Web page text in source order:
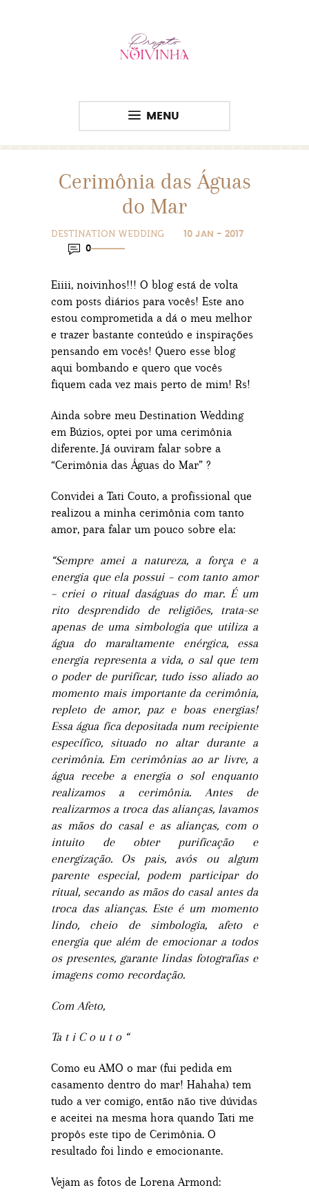
MENU
Cerimônia das Águas
do Mar
DESTINATION WEDDING
10 JAN - 2017
0
Eiiii, noivinhos!!! O blog está de volta
com posts diários para vocês! Este ano
estou comprometida a dá o meu melhor
e trazer bastante conteúdo e inspirações
pensando em vocês! Quero esse blog
aqui bombando e quero que vocês
fiquem cada vez mais perto de mim! Rs!
Ainda sobre meu Destination Wedding
em Búzios, optei por uma cerimônia
diferente. Já ouviram falar sobre a
“Cerimônia das Águas do Mar” ?
Convidei a Tati Couto, a profissional que
realizou a minha cerimônia com tanto
amor, para falar um pouco sobre ela:
“Sempre amei a natureza, a força e a
energia que ela possui – com tanto amor
– criei o ritual daságuas do mar. É um
rito desprendido de religiões, trata-se
apenas de uma simbologia que utiliza a
água do maraltamente enérgica, essa
energia representa a vida, o sal que tem
o poder de purificar, tudo isso aliado ao
momento mais importante da cerimônia,
repleto de amor, paz e boas energias!
Essa água fica depositada num recipiente
específico, situado no altar durante a
cerimônia. Em cerimônias ao ar livre, a
água recebe a energia o sol enquanto
realizamos a cerimônia. Antes de
realizarmos a troca das alianças, lavamos
as mãos do casal e as alianças, com o
intuito de obter purificação e
energização. Os pais, avós ou algum
parente especial, podem participar do
ritual, secando as mãos do casal antes da
troca das alianças. Este é um momento
lindo, cheio de simbologia, afeto e
energia que além de emocionar a todos
os presentes, garante lindas fotografias e
imagens como recordação.
Com Afeto,
Ta t i C o u t o “
Como eu AMO o mar (fui pedida em
casamento dentro do mar! Hahaha) tem
tudo a ver comigo, então não tive dúvidas
e aceitei na mesma hora quando Tati me
propôs este tipo de Cerimônia. O
resultado foi lindo e emocionante.
Vejam as fotos de Lorena Armond: